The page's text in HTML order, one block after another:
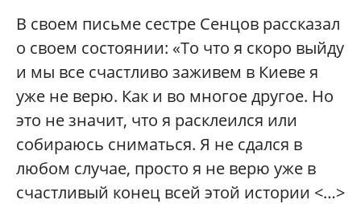
В своем письме сестре Сенцов рассказал
о своем состоянии: «То что я скоро выйду
и мы все счастливо заживем в Киеве я
уже не верю. Как и во многое другое. Но
это не значит, что я расклеился или
собираюсь сниматься. Я не сдался в
любом случае, просто я не верю уже в
счастливый конец всей этой истории <…>